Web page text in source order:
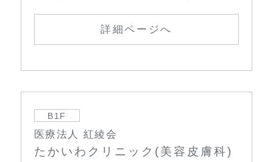
詳細ページへ
B1F
医療法人 紅綾会
たかいわクリニック(美容皮膚科)